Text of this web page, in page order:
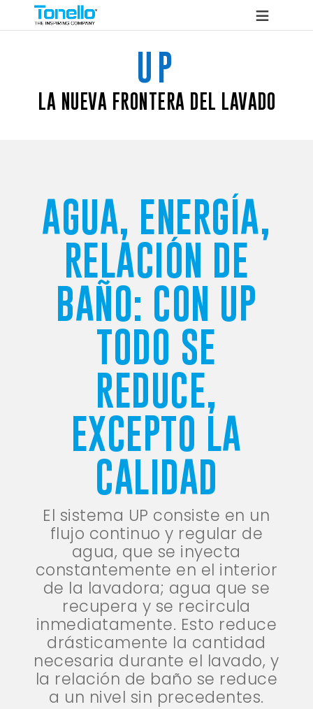
UP
LA NUEVA FRONTERA DEL LAVADO
AGUA, ENERGÍA,
RELACIÓN DE
BAÑO: CON UP
TODO SE
REDUCE,
EXCEPTO LA
CALIDAD
El sistema UP consiste en un
flujo continuo y regular de
agua, que se inyecta
constantemente en el interior
de la lavadora; agua que se
recupera y se recircula
inmediatamente. Esto reduce
drásticamente la cantidad
necesaria durante el lavado, y
la relación de baño se reduce
a un nivel sin precedentes.